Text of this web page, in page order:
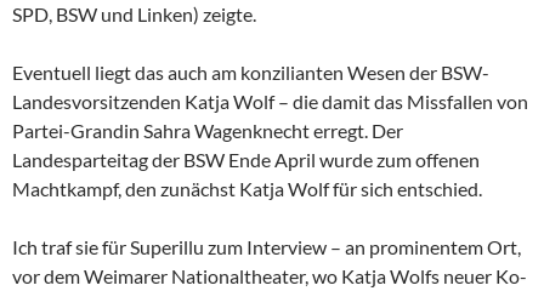
SPD, BSW und Linken) zeigte.
Eventuell liegt das auch am konzilianten Wesen der BSW-
Landesvorsitzenden Katja Wolf – die damit das Missfallen von
Partei-Grandin Sahra Wagenknecht erregt. Der
Landesparteitag der BSW Ende April wurde zum offenen
Machtkampf, den zunächst Katja Wolf für sich entschied.
Ich traf sie für Superillu zum Interview – an prominentem Ort,
vor dem Weimarer Nationaltheater, wo Katja Wolfs neuer Ko-